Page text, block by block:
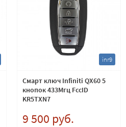
inr9
Смарт ключ Infiniti QX60 5
кнопок 433Мгц FccID
KR5TXN7
9 500 руб.